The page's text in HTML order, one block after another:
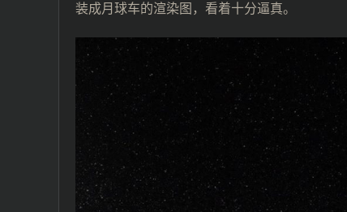
装成月球车的渲染图，看着十分逼真。